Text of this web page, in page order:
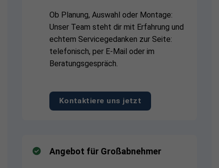
Ob Planung, Auswahl oder Montage:
Unser Team steht dir mit Erfahrung und
echtem Servicegedanken zur Seite:
telefonisch, per E-Mail oder im
Beratungsgespräch.
Kontaktiere uns jetzt
Angebot für Großabnehmer